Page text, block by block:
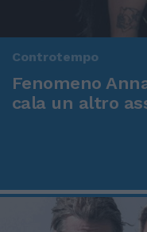
Controtempo
Fenomeno
cala un altro